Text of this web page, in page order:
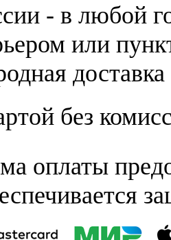
- в любой
или
без
оплаты